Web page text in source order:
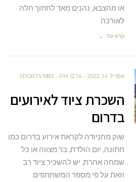
או מהצבא, נהנים מאד לחתוך חלה
לאורכה
קרא עוד ←
אפריל 14, 2022 12:14 PM
SPORTV1983
השכרת ציוד לאירועים
בדרום
שוק מחניודה לקראת אירוע בדרום כמו
חתונה, יום הולדת, בר מצווה או כל
שמחה אחרת, יש להשכיר ציוד רב
וזאת על פי מספר המשתתפים